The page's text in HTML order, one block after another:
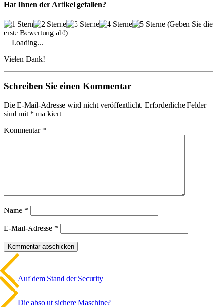
Hat Ihnen der Artikel gefallen?
(Geben Sie die
erste Bewertung ab!)
Loading...
Vielen Dank!
Schreiben Sie einen Kommentar
Die E-Mail-Adresse wird nicht veröffentlicht. Erforderliche Felder
sind mit * markiert.
Kommentar *
Name *
E-Mail-Adresse *
Beitrags-
Navigation
Auf dem Stand der Security
Nächster
Artikel
Die absolut sichere Maschine?